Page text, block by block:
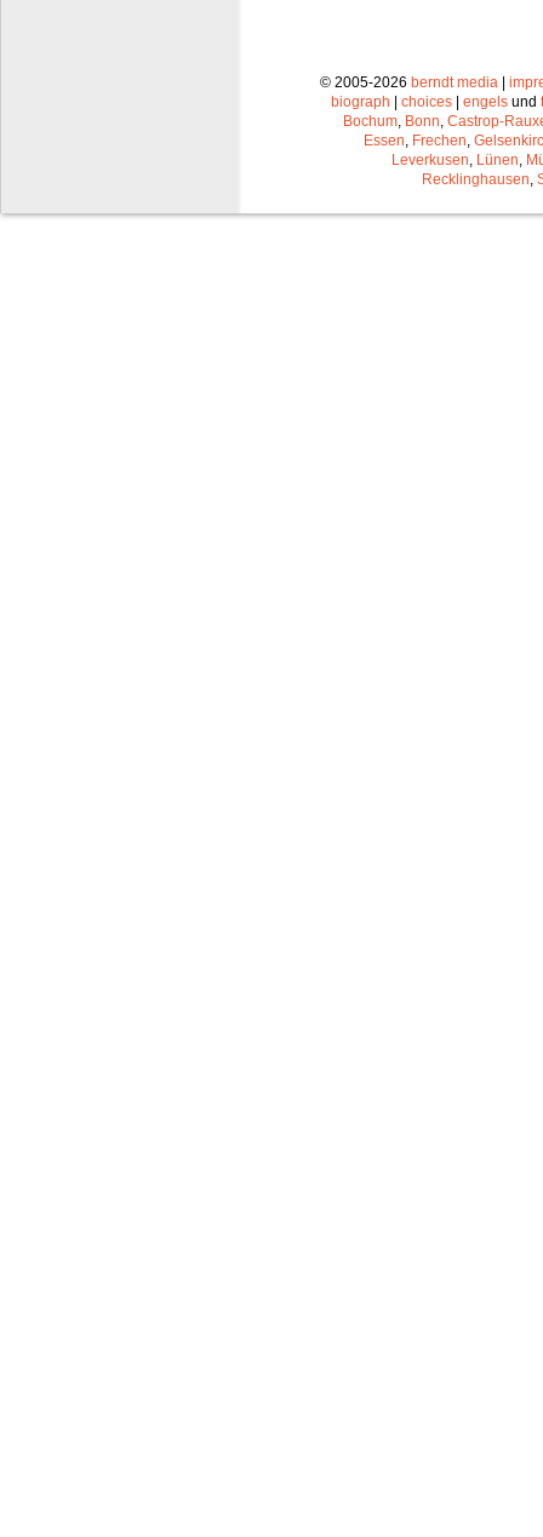
© 2005-2026 berndt media |
biograph | choices | engels und
Bochum Bonn Castrop-
Essen Frechen
Leverkusen Lünen
Recklinghausen